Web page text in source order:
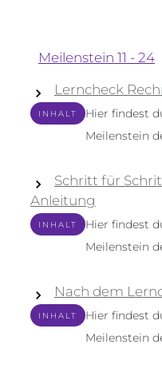
Meilenstein 11 - 24
Lerncheck
INHALT
Hier findest
Meilenstein
Schritt für
Anleitung
INHALT
Hier findest
Meilenstein
Nach dem
INHALT
Hier findest
Meilenstein